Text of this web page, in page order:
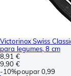
Victorinox Swiss
para legumes, 8 cm
8,91 €
9,90 €
-10%poupar0,99